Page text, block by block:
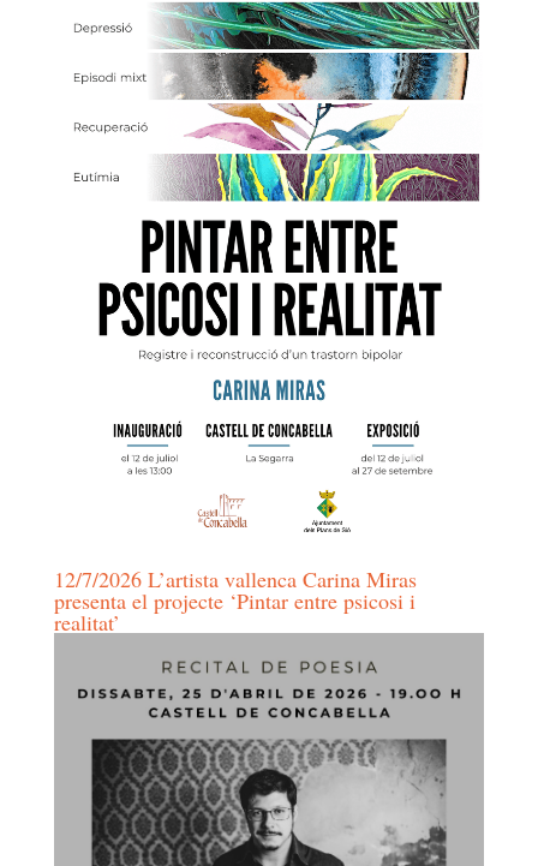
12/7/2026 L’artista vallenca Carina Miras
presenta el projecte ‘Pintar entre psicosi i
realitat’